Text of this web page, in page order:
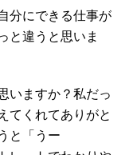
分にできる仕事が
と違うと思いま
いますか？私だっ
てくれてありがと
と「うー